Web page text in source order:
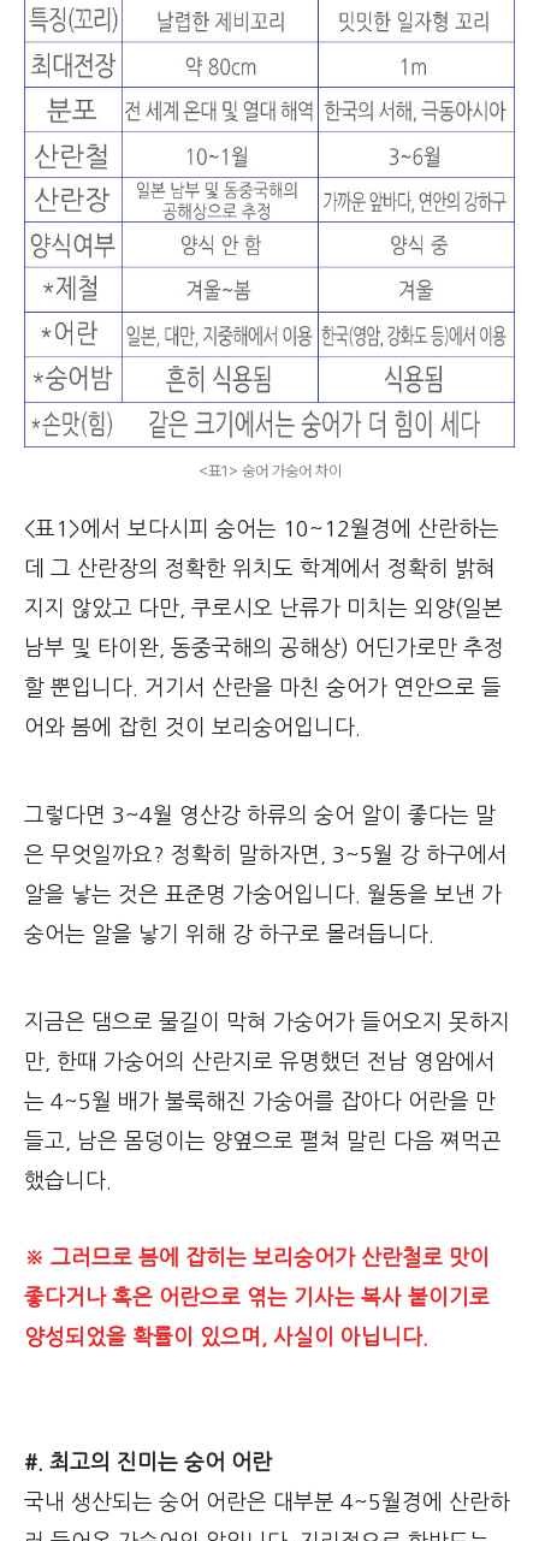
<표1> 숭어 가숭어 차이
<표1>에서 보다시피 숭어는 10~12월경에 산란하는
데 그 산란장의 정확한 위치도 학계에서 정확히 밝혀
지지 않았고 다만, 쿠로시오 난류가 미치는 외양(일본
남부 및 타이완, 동중국해의 공해상) 어딘가로만 추정
할 뿐입니다. 거기서 산란을 마친 숭어가 연안으로 들
어와 봄에 잡힌 것이 보리숭어입니다.
그렇다면 3~4월 영산강 하류의 숭어 알이 좋다는 말
은 무엇일까요? 정확히 말하자면, 3~5월 강 하구에서
알을 낳는 것은 표준명 가숭어입니다. 월동을 보낸 가
숭어는 알을 낳기 위해 강 하구로 몰려듭니다.
지금은 댐으로 물길이 막혀 가숭어가 들어오지 못하지
만, 한때 가숭어의 산란지로 유명했던 전남 영암에서
는 4~5월 배가 불룩해진 가숭어를 잡아다 어란을 만
들고, 남은 몸덩이는 양옆으로 펼쳐 말린 다음 쪄먹곤
했습니다.
※ 그러므로 봄에 잡히는 보리숭어가 산란철로 맛이
좋다거나 혹은 어란으로 엮는 기사는 복사 붙이기로
양성되었을 확률이 있으며, 사실이 아닙니다.
#. 최고의 진미는 숭어 어란
국내 생산되는 숭어 어란은 대부분 4~5월경에 산란하